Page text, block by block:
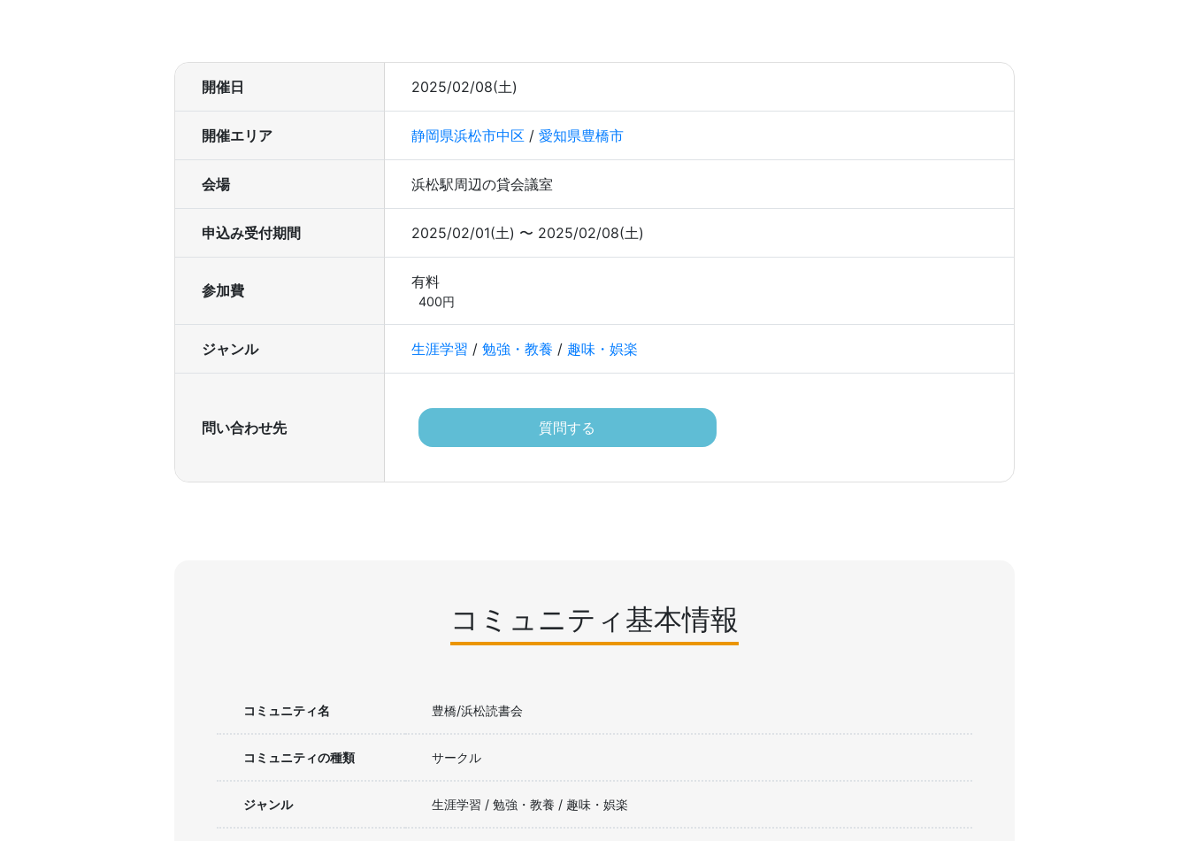
開催日 2025/02/08(土)
開催エリア 静岡県浜松市中区 / 愛知県豊橋市
会場 浜松駅周辺の貸会議室
申込み受付期間 2025/02/01(土) 〜 2025/02/08(土)
参加費 有料
400円
ジャンル 生涯学習 / 勉強・教養 / 趣味・娯楽
問い合わせ先 質問する
コミュニティ基本情報
コミュニティ名 豊橋/浜松読書会
コミュニティの種類 サークル
ジャンル 生涯学習 / 勉強・教養 / 趣味・娯楽